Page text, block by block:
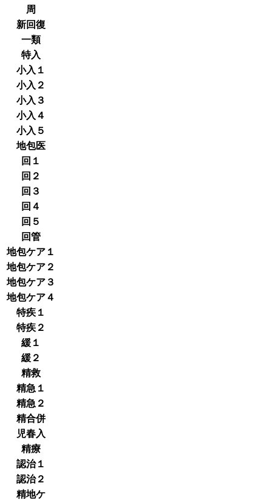
周
新回復
一類
特入
小入１
小入２
小入３
小入４
小入５
地包医
回１
回２
回３
回４
回５
回管
地包ケア１
地包ケア２
地包ケア３
地包ケア４
特疾１
特疾２
緩１
緩２
精救
精急１
精急２
精合併
児春入
精療
認治１
認治２
精地ケ